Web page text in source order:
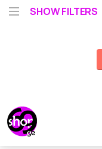
SHOW FILTERS